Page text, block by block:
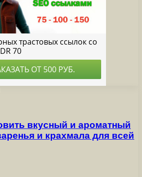
вкусный и ароматный
и крахмала для всей